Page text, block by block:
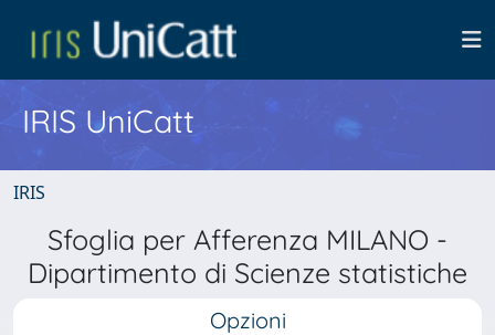
IRIS UniCatt
IRIS
Sfoglia per Afferenza MILANO -
Dipartimento di Scienze statistiche
Opzioni